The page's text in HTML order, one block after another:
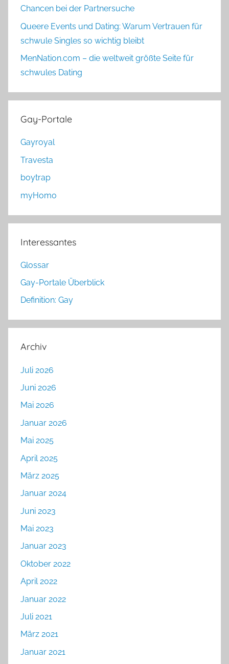
Chancen bei der Partnersuche
Queere Events und Dating: Warum Vertrauen für
schwule Singles so wichtig bleibt
MenNation.com – die weltweit größte Seite für
schwules Dating
Gay-Portale
Gayroyal
Travesta
boytrap
myHomo
Interessantes
Glossar
Gay-Portale Überblick
Definition: Gay
Archiv
Juli 2026
Juni 2026
Mai 2026
Januar 2026
Mai 2025
April 2025
März 2025
Januar 2024
Juni 2023
Mai 2023
Januar 2023
Oktober 2022
April 2022
Januar 2022
Juli 2021
März 2021
Januar 2021